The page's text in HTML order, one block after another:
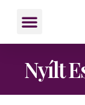
Nyílt